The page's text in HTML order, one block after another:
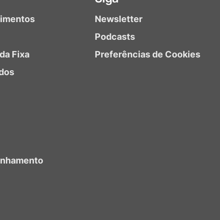
Fixa
Newsletter
Podcasts
Preferências de Cookies